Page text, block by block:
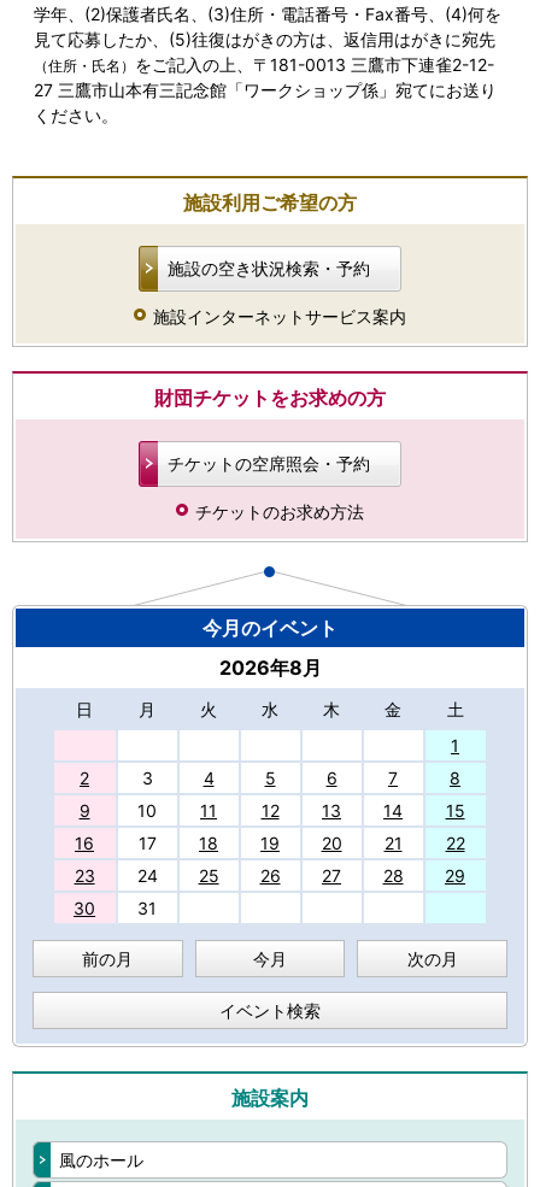
学年、(2)保護者氏名、(3)住所・電話番号・Fax番号、(4)何を
見て応募したか、(5)往復はがきの方は、返信用はがきに宛先
（住所・氏名） をご記入の上、〒181-0013 三鷹市下連雀2-12-
27 三鷹市山本有三記念館「ワークショップ係」宛てにお送り
ください。
施設利用ご希望の方
施設の空き状況検索・予約
施設インターネットサービス案内
財団チケットをお求めの方
チケットの空席照会・予約
チケットのお求め方法
今月のイベント
2026年8月
日 月 火 水 木 金
土
1
2
3 4 5 6 7
8
9
10 11 12 13 14
15
16
17 18 19 20 21
22
23
24 25 26 27 28
29
30
31
前の月 今月 次の月
イベント検索
施設案内
風のホール